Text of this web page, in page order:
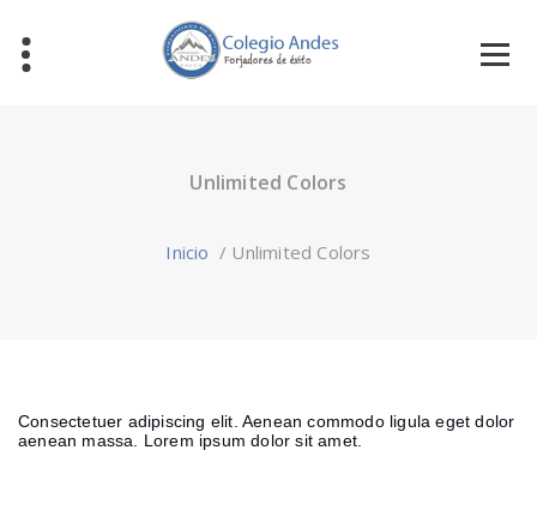
Unlimited Colors
Inicio / Unlimited Colors
Consectetuer adipiscing elit. Aenean commodo ligula eget dolor
aenean massa. Lorem ipsum dolor sit amet.